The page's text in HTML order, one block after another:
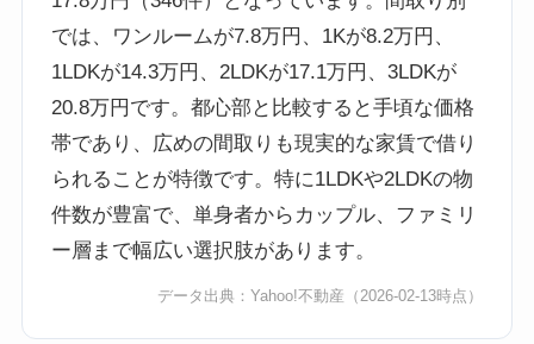
では、ワンルームが7.8万円、1Kが8.2万円、
1LDKが14.3万円、2LDKが17.1万円、3LDKが
20.8万円です。都心部と比較すると手頃な価格
帯であり、広めの間取りも現実的な家賃で借り
られることが特徴です。特に1LDKや2LDKの物
件数が豊富で、単身者からカップル、ファミリ
ー層まで幅広い選択肢があります。
データ出典：Yahoo!不動産 （2026-02-13時点）